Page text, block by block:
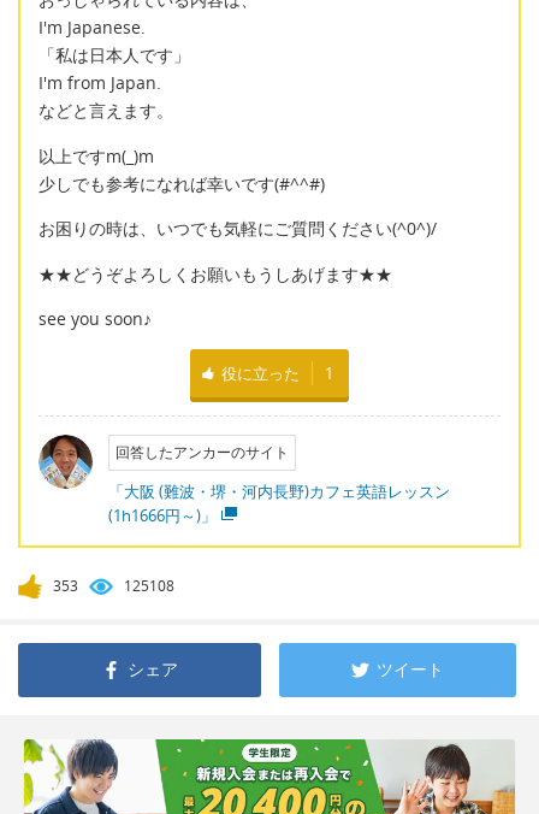
I'm Japanese.
「私は日本人です」
I'm from Japan.
などと言えます。
以上ですm(_)m
少しでも参考になれば幸いです(#^^#)
お困りの時は、いつでも気軽にご質問ください(^0^)/
★★どうぞよろしくお願いもうしあげます★★
see you soon♪
役に立った 1
回答したアンカーのサイト
「大阪 (難波・堺・河内長野)カフェ英語レッスン
(1h1666円～)」
353 125108
シェア ツイート